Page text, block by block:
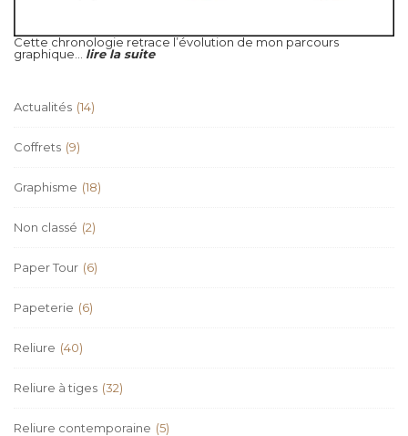
Cette chronologie retrace l’évolution de mon parcours
graphique... lire la suite
Actualités (14)
Coffrets (9)
Graphisme (18)
Non classé (2)
Paper Tour (6)
Papeterie (6)
Reliure (40)
Reliure à tiges (32)
Reliure contemporaine (5)